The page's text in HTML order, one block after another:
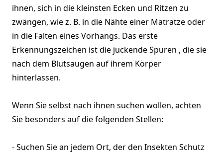
ihnen, sich in die kleinsten Ecken und Ritzen zu
zwängen, wie z. B. in die Nähte einer Matratze oder
in die Falten eines Vorhangs. Das erste
Erkennungszeichen ist die juckende Spuren , die sie
nach dem Blutsaugen auf ihrem Körper
hinterlassen.
Wenn Sie selbst nach ihnen suchen wollen, achten
Sie besonders auf die folgenden Stellen:
- Suchen Sie an jedem Ort, der den Insekten Schutz